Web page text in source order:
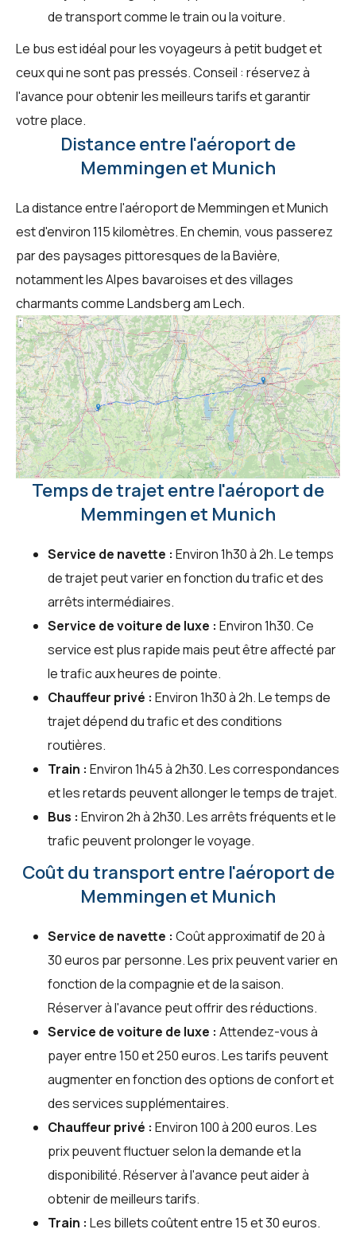
de transport comme le train ou la voiture.
Le bus est idéal pour les voyageurs à petit budget et
ceux qui ne sont pas pressés. Conseil : réservez à
l'avance pour obtenir les meilleurs tarifs et garantir
votre place.
Distance entre l'aéroport de
Memmingen et Munich
La distance entre l'aéroport de Memmingen et Munich
est d'environ 115 kilomètres. En chemin, vous passerez
par des paysages pittoresques de la Bavière,
notamment les Alpes bavaroises et des villages
charmants comme Landsberg am Lech.
Temps de trajet entre l'aéroport de
Memmingen et Munich
Service de navette : Environ 1h30 à 2h. Le temps
de trajet peut varier en fonction du trafic et des
arrêts intermédiaires.
Service de voiture de luxe : Environ 1h30. Ce
service est plus rapide mais peut être affecté par
le trafic aux heures de pointe.
Chauffeur privé : Environ 1h30 à 2h. Le temps de
trajet dépend du trafic et des conditions
routières.
Train : Environ 1h45 à 2h30. Les correspondances
et les retards peuvent allonger le temps de trajet.
Bus : Environ 2h à 2h30. Les arrêts fréquents et le
trafic peuvent prolonger le voyage.
Coût du transport entre l'aéroport de
Memmingen et Munich
Service de navette : Coût approximatif de 20 à
30 euros par personne. Les prix peuvent varier en
fonction de la compagnie et de la saison.
Réserver à l'avance peut offrir des réductions.
Service de voiture de luxe : Attendez-vous à
payer entre 150 et 250 euros. Les tarifs peuvent
augmenter en fonction des options de confort et
des services supplémentaires.
Chauffeur privé : Environ 100 à 200 euros. Les
prix peuvent fluctuer selon la demande et la
disponibilité. Réserver à l'avance peut aider à
obtenir de meilleurs tarifs.
Train : Les billets coûtent entre 15 et 30 euros.